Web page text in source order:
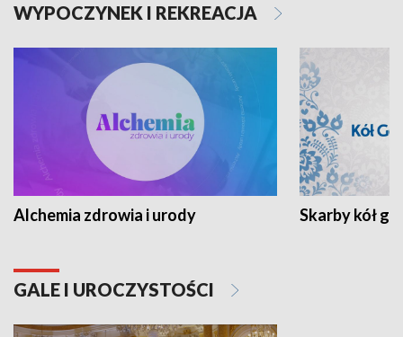
WYPOCZYNEK I REKREACJA
Alchemia zdrowia i urody Skarby kół
GALE I UROCZYSTOŚCI